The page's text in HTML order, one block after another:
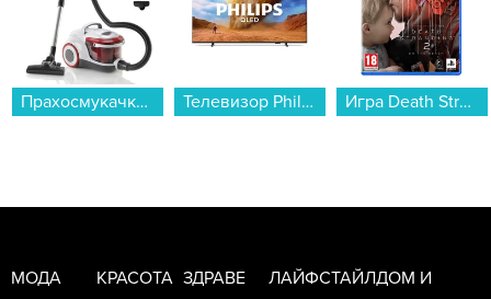
Прахосмукачка Gorenje VCEB01GAWWF... Телевизор Philips 50PUS7810/12 , 126 см, 3840x2160 UHD-4K , 50 inch, QLED ... Игра Death Stranding 2: On the Beach (PS5)...
МОДА КРАСОТА ЗДРАВЕ ЛАЙФСТАЙЛДОМ И